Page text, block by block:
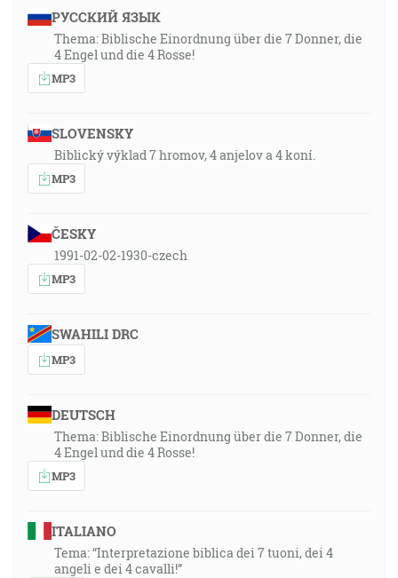
РУССКИЙ ЯЗЫК
Thema: Biblische Einordnung über die 7 Donner, die
4 Engel und die 4 Rosse!
MP3
SLOVENSKY
Biblický výklad 7 hromov, 4 anjelov a 4 koní.
MP3
ČESKY
1991-02-02-1930-czech
MP3
SWAHILI DRC
MP3
DEUTSCH
Thema: Biblische Einordnung über die 7 Donner, die
4 Engel und die 4 Rosse!
MP3
ITALIANO
Tema: “Interpretazione biblica dei 7 tuoni, dei 4
angeli e dei 4 cavalli!”